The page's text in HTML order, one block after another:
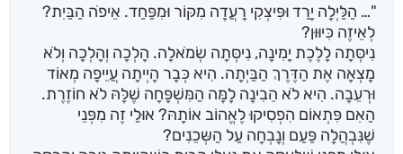
"… הַלַּיְלָה יָרַד וּפִּיצְקִי רָעֲדָה מִקּוֹר וּמִפַּחַד. אֵיפֹה הַבַּיִת?
לְאֵיזֶה כִּיוּוּן?
נִיסְּתָה לָלֶכֶת יָמִינָה, נִיסְּתָה שְׂמֹאלָה. הָלְכָה וְהָלְכָה וְלֹא
מָצְאָה אֶת הַדֶּרֶךְ הַבַּיְתָה. הִיא כְּבָר הָיְיתָה עֲיֵיפָה מְאוֹד
וּרְעֵבָה. הִיא לֹא הֵבִינָה לָמָּה הַמִּשְׁפָּחָה שֶׁלָּהּ לֹא חוֹזֶרֶת.
הַאִם פִּתְאוֹם הִפְסִיקוּ לֶאֱהוֹב אוֹתָהּ? אוּלַי זֶה מִפְּנֵי
שֶׁנִּבְהֲלָה פַּעַם וְנָבְחָה עַל הַשְּכֵׁנִים?